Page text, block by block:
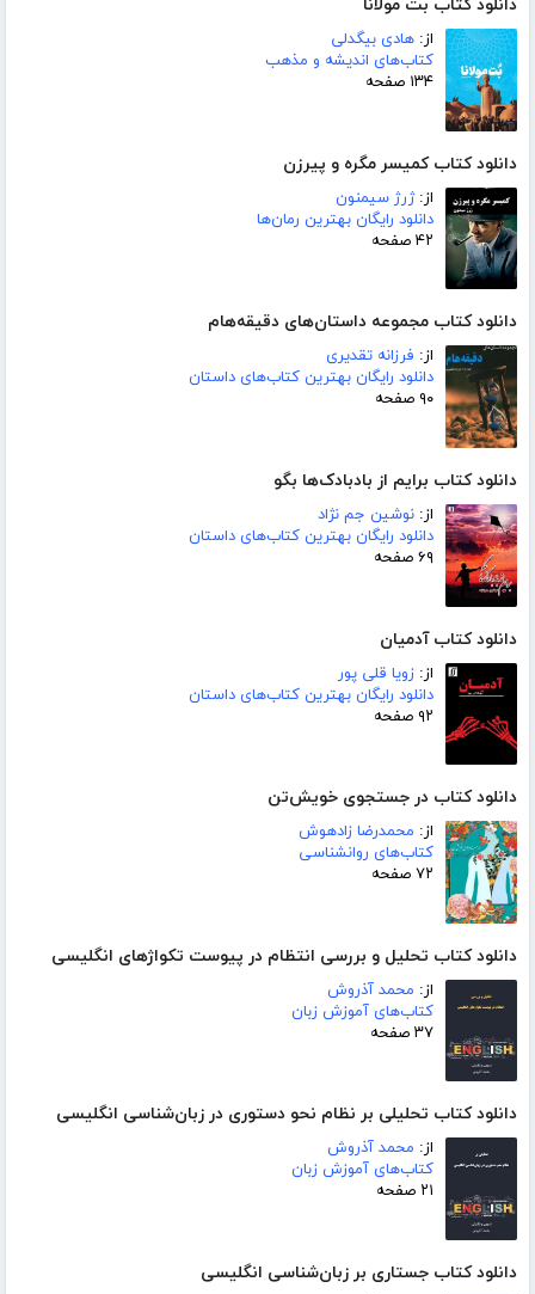
دانلود کتاب بت مولانا
از: هادی بیگدلی
کتاب‌های اندیشه و مذهب
۱۳۴ صفحه
دانلود کتاب کمیسر مگره و پیرزن
از:ژرژ سیمنون
دانلود رایگان بهترین رمان‌ها
۴۲ صفحه
دانلود کتاب مجموعه داستان‌های دقیقه‌هام
از: فرزانه تقدیری
دانلود رایگان بهترین کتاب‌های داستان
۹۰ صفحه
دانلود کتاب برایم از بادبادک‌ها بگو
از: نوشین جم نژاد
دانلود رایگان بهترین کتاب‌های داستان
۶۹ صفحه
دانلود کتاب آدمیان
از: زویا قلی پور
دانلود رایگان بهترین کتاب‌های داستان
۹۲ صفحه
دانلود کتاب در جستجوی خویش‌تن
از: محمدرضا زادهوش
کتاب‌های روانشناسی
۷۲ صفحه
دانلود کتاب تحلیل و بررسی انتظام در پیوست تکواژهای انگلیسی
از: محمد آذروش
کتاب‌های آموزش زبان
۳۷ صفحه
دانلود کتاب تحلیلی بر نظام نحو دستوری در زبان‌شناسی انگلیسی
از: محمد آذروش
کتاب‌های آموزش زبان
۲۱ صفحه
دانلود کتاب جستاری بر زبان‌شناسی انگلیسی